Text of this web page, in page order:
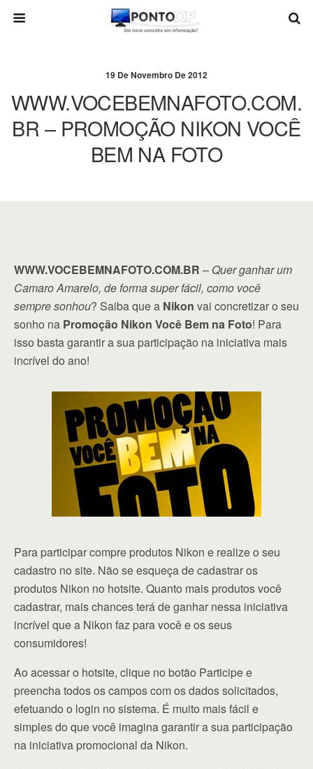
19 De Novembro De 2012
WWW.VOCEBEMNAFOTO.COM.
BR – PROMOÇÃO NIKON VOCÊ
BEM NA FOTO
WWW.VOCEBEMNAFOTO.COM.BR – Quer ganhar um
Camaro Amarelo, de forma super fácil, como você
sempre sonhou? Saiba que a Nikon vai concretizar o seu
sonho na Promoção Nikon Você Bem na Foto! Para
isso basta garantir a sua participação na iniciativa mais
incrível do ano!
Para participar compre produtos Nikon e realize o seu
cadastro no site. Não se esqueça de cadastrar os
produtos Nikon no hotsite. Quanto mais produtos você
cadastrar, mais chances terá de ganhar nessa iniciativa
incrível que a Nikon faz para você e os seus
consumidores!
Ao acessar o hotsite, clique no botão Participe e
preencha todos os campos com os dados solicitados,
efetuando o login no sistema. É muito mais fácil e
simples do que você imagina garantir a sua participação
na iniciativa promocional da Nikon.